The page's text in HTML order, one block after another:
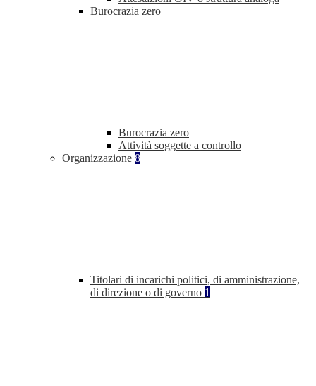
Burocrazia zero
Burocrazia zero
Attività soggette a controllo
Organizzazione 8
Titolari di incarichi politici, di amministrazione,
di direzione o di governo 1